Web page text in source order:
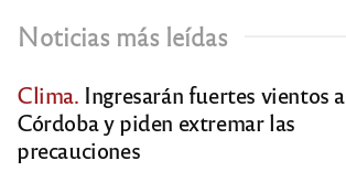
Noticias más leídas
Clima. Ingresarán fuertes vientos a
Córdoba y piden extremar las
precauciones